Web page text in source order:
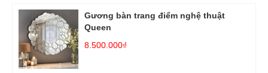
Gương bàn trang điểm nghệ thuật
Queen
8.500.000₫